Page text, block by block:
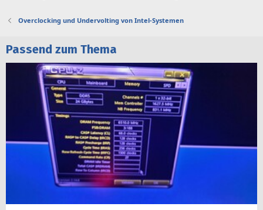
Overclocking und Undervolting von Intel-Systemen
Passend zum Thema